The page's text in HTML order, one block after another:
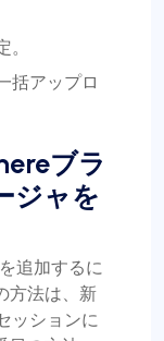
括アップロ
ブラ
ジャを
追加するに
方法は、新
ッションに